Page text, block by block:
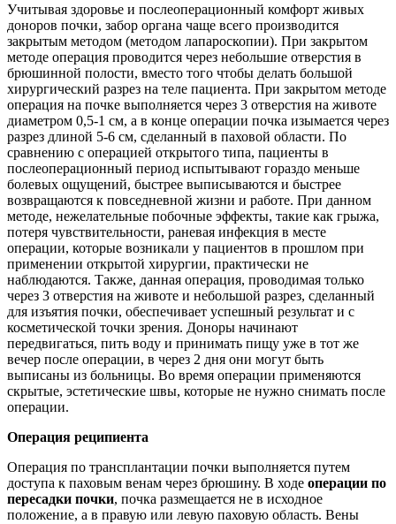
Учитывая здоровье и послеоперационный комфорт живых
доноров почки, забор органа чаще всего производится
закрытым методом (методом лапароскопии). При закрытом
методе операция проводится через небольшие отверстия в
брюшинной полости, вместо того чтобы делать большой
хирургический разрез на теле пациента. При закрытом методе
операция на почке выполняется через 3 отверстия на животе
диаметром 0,5-1 см, а в конце операции почка изымается через
разрез длиной 5-6 см, сделанный в паховой области. По
сравнению с операцией открытого типа, пациенты в
послеоперационный период испытывают гораздо меньше
болевых ощущений, быстрее выписываются и быстрее
возвращаются к повседневной жизни и работе. При данном
методе, нежелательные побочные эффекты, такие как грыжа,
потеря чувствительности, раневая инфекция в месте
операции, которые возникали у пациентов в прошлом при
применении открытой хирургии, практически не
наблюдаются. Также, данная операция, проводимая только
через 3 отверстия на животе и небольшой разрез, сделанный
для изъятия почки, обеспечивает успешный результат и с
косметической точки зрения. Доноры начинают
передвигаться, пить воду и принимать пищу уже в тот же
вечер после операции, в через 2 дня они могут быть
выписаны из больницы. Во время операции применяются
скрытые, эстетические швы, которые не нужно снимать после
операции.
Операция реципиента
Операция по трансплантации почки выполняется путем
доступа к паховым венам через брюшину. В ходе операции по
пересадки почки, почка размещается не в исходное
положение, а в правую или левую паховую область. Вены